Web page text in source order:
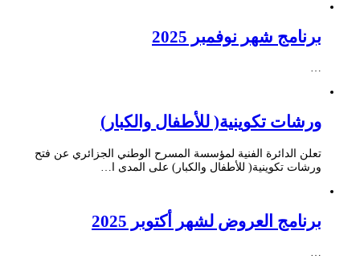
برنامج شهر نوفمبر 2025
ورشات تكوينية( للأطفال والكبار)
تعلن الدائرة الفنية لمؤسسة المسرح الوطني الجزائري عن فتح
ورشات تكوينية( للأطفال والكبار) على المدى ا…
برنامج العروض لشهر أكتوبر 2025